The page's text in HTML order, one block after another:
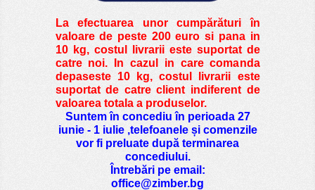
La efectuarea unor cumpărături în
valoare de peste200 euro si pana in
10 kg, costul livrarii este suportat de
catre noi. In cazul in care comanda
depaseste 10 kg, costul livrarii este
suportat de catre client indiferent de
valoarea totala a produselor.
Suntem în concediu în perioada 27
iunie - 1 iulie ,telefoanele și comenzile
vor fi preluate după terminarea
concediului.
Întrebări pe email:
office@zimber.bg